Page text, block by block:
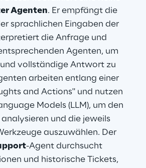
Agenten. Er empfängt die
sprachlichen Eingaben der
die Anfrage und
Agenten, um
vollständige Antwort zu
arbeiten entlang einer
and Actions" und nutzen
Models (LLM), um den
und die jeweils
auszuwählen. Der
-Agent durchsucht
und historische Tickets,